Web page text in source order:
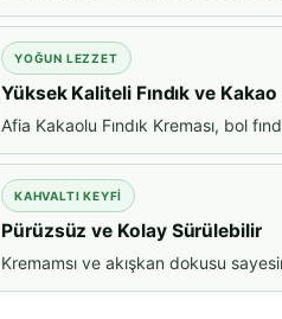
YOĞUN LEZZET
Yüksek Kaliteli Fındık ve Kakao
Afia Kakaolu Fındık Kreması, bol
KAHVALTI KEYFİ
Pürüzsüz ve Kolay Sürülebilir
Kremamsı ve akışkan dokusu